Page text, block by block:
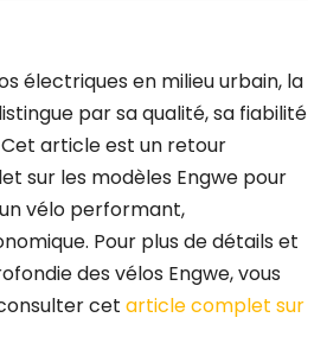
électriques en milieu urbain, la
par sa qualité, sa fiabilité
article est un retour
sur les modèles Engwe pour
vélo performant,
Pour plus de détails et
des vélos Engwe, vous
cet article complet sur